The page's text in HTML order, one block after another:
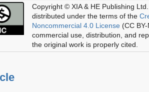
Copyright © XIA & HE Publishing Ltd.
distributed under the terms of the
Noncommercial 4.0 License (CC
commercial use, distribution, and
the original work is properly cited.